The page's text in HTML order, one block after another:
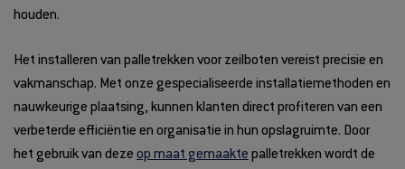
houden.
Het installeren van palletrekken voor zeilboten vereist precisie en
vakmanschap. Met onze gespecialiseerde installatiemethoden en
nauwkeurige plaatsing, kunnen klanten direct profiteren van een
verbeterde efficiëntie en organisatie in hun opslagruimte. Door
het gebruik van deze op maat gemaakte palletrekken wordt de